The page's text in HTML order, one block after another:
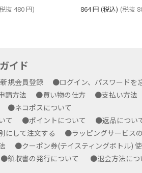
抜 480円) 864円 (税込) (税抜
イド
規会員登録
●ログイン、パスワードを
請方法
●買い物の仕方 ●支払い方法
●ネコポスについて
て
●ポイントについて ●返品につい
にして注文する
●ラッピングサービス
●クーポン券(テイスティングボトル)
●領収書の発行について ●退会方法に